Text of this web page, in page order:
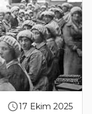
17 Ekim 2025